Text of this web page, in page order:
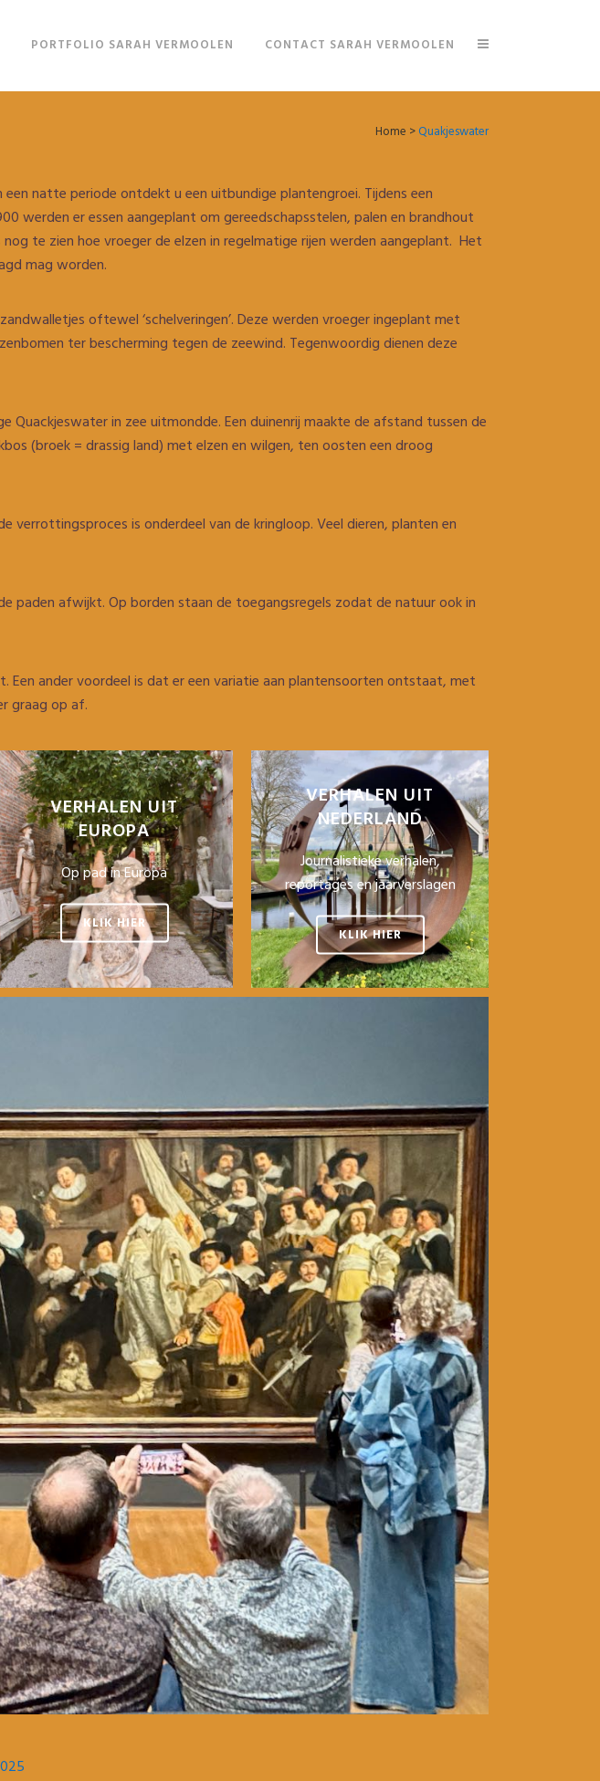
PORTFOLIO SARAH VERMOOLEN CONTACT SARAH VERMOOLEN
Home >Quakjeswater
natte periode ontdekt u een uitbundige plantengroei. Tijdens een
werden er essen aangeplant om gereedschapsstelen, palen en brandhout
te zien hoe vroeger de elzen in regelmatige rijen werden aangeplant. Het
mag worden.
oftewel ‘schelveringen’. Deze werden vroeger ingeplant met
ter bescherming tegen de zeewind. Tegenwoordig dienen deze
Quackjeswater in zee uitmondde. Een duinenrij maakte de afstand tussen de
(broek = drassig land) met elzen en wilgen, ten oosten een droog
is onderdeel van de kringloop. Veel dieren, planten en
paden afwijkt. Op borden staan de toegangsregels zodat de natuur ook in
ander voordeel is dat er een variatie aan plantensoorten ontstaat, met
graag op af.
VERHALEN UIT
EUROPA
Op pad in Europa
KLIK HIER
VERHALEN UIT
NEDERLAND
Journalistieke verhalen,
reportages en jaarverslagen
KLIK HIER